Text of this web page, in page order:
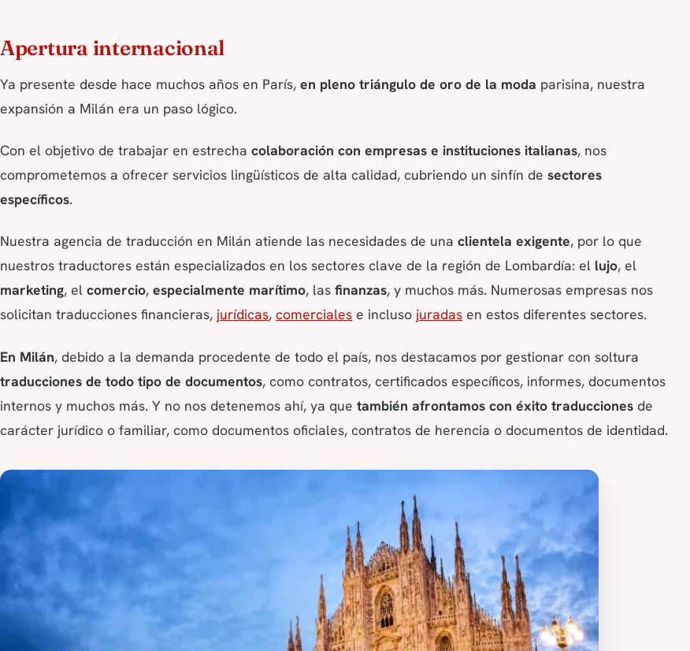
Apertura internacional
Ya presente desde hace muchos años en París, en pleno triángulo de oro de la moda parisina, nuestra
expansión a Milán era un paso lógico.
Con el objetivo de trabajar en estrecha colaboración con empresas e instituciones italianas, nos
comprometemos a ofrecer servicios lingüísticos de alta calidad, cubriendo un sinfín de sectores
específicos.
Nuestra agencia de traducción en Milán atiende las necesidades de una clientela exigente, por lo que
nuestros traductores están especializados en los sectores clave de la región de Lombardía: el lujo, el
marketing, el comercio, especialmente marítimo, las finanzas, y muchos más. Numerosas empresas nos
solicitan traducciones financieras, jurídicas, comerciales e incluso juradas en estos diferentes sectores.
En Milán, debido a la demanda procedente de todo el país, nos destacamos por gestionar con soltura
traducciones de todo tipo de documentos, como contratos, certificados específicos, informes, documentos
internos y muchos más. Y no nos detenemos ahí, ya que también afrontamos con éxito traducciones de
carácter jurídico o familiar, como documentos oficiales, contratos de herencia o documentos de identidad.